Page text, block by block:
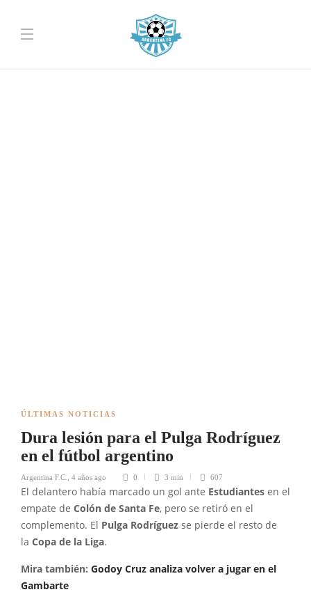
ÚLTIMAS NOTICIAS
Dura lesión para el Pulga Rodríguez
en el fútbol argentino
Argentina F.C. 4 años ago 0 3 min 607
El delantero había marcado un gol ante Estudiantes en el
empate de Colón de Santa Fe, pero se retiró en el
complemento. El Pulga Rodríguez se pierde el resto de
la Copa de la Liga.
Mira también: Godoy Cruz analiza volver a jugar en el
Gambarte